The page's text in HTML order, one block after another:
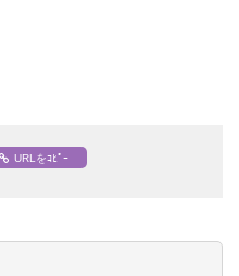
URLをｺﾋﾟｰ